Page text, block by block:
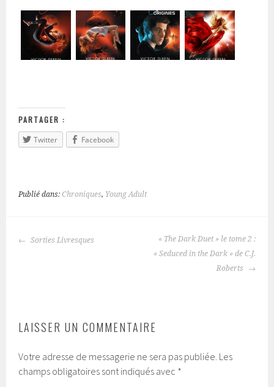
PARTAGER :
Twitter
Facebook
Publié dans:Chroniques, Young Adult
Sorties Livresques
« The Dark Duet » le tome 2 :
« Seduced in the Dark » de C.J.
Roberts
LAISSER UN COMMENTAIRE
Votre adresse de messagerie ne sera pas publiée. Les
champs obligatoires sont indiqués avec *